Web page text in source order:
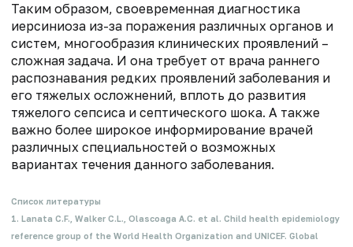
Таким образом, своевременная диагностика
иерсиниоза из-за поражения различных органов и
систем, многообразия клинических проявлений –
сложная задача. И она требует от врача раннего
распознавания редких проявлений заболевания и
его тяжелых осложнений, вплоть до развития
тяжелого сепсиса и септического шока. А также
важно более широкое информирование врачей
различных специальностей о возможных
вариантах течения данного заболевания.
Список литературы
1. Lanata C.F., Walker C.L., Olascoaga A.C. et al. Child health epidemiology
reference group of the World Health Organization and UNICEF. Global